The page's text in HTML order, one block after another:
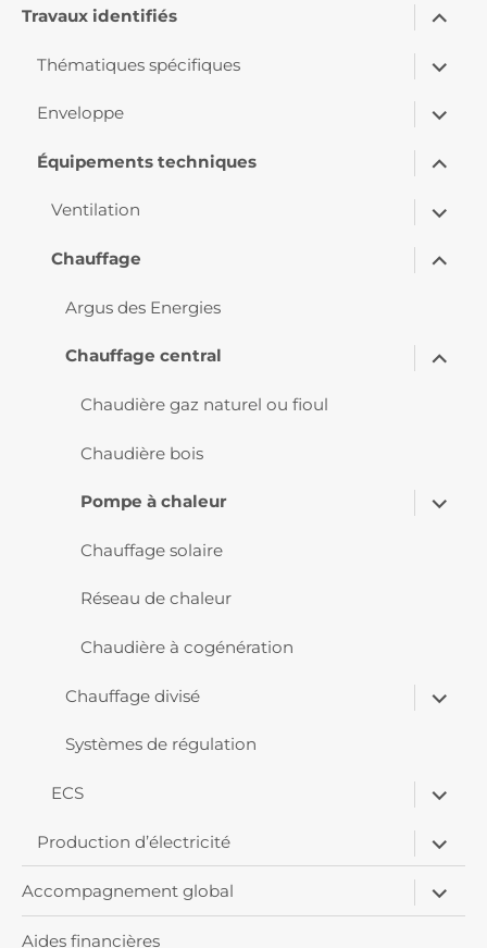
Travaux identifiés
ouvrir
le
menu
Thématiques spécifiques
ouvrir
le
menu
Enveloppe
ouvrir
le
menu
Équipements techniques
ouvrir
le
menu
Ventilation
ouvrir
le
menu
Chauffage
ouvrir
le
Argus des Energies
Chauffage central
ouvrir
le
Chaudière gaz naturel ou fioul
Chaudière bois
Pompe à chaleur
ouvrir
le
Chauffage solaire
Réseau de chaleur
Chaudière à cogénération
Chauffage divisé
ouvrir
le
Systèmes de régulation
ECS
ouvrir
le
menu
Production d’électricité
ouvrir
le
sous-
menu
Accompagnement global
ouvrir
le
sous-
Aides financières